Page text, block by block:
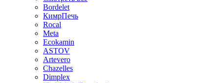
Bordelet
КимрПечь
Rocal
Meta
Ecokamin
ASTOV
Artevero
Chazelles
Dimplex